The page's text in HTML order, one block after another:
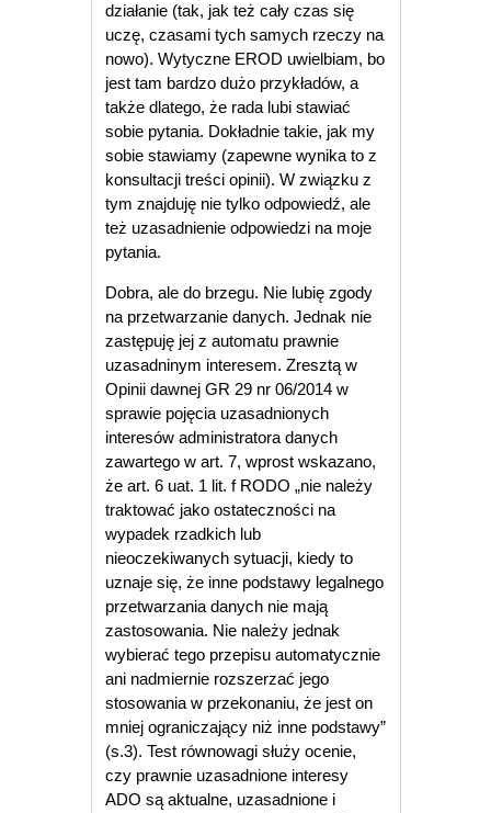
działanie (tak, jak też cały czas się
uczę, czasami tych samych rzeczy na
nowo). Wytyczne EROD uwielbiam, bo
jest tam bardzo dużo przykładów, a
także dlatego, że rada lubi stawiać
sobie pytania. Dokładnie takie, jak my
sobie stawiamy (zapewne wynika to z
konsultacji treści opinii). W związku z
tym znajduję nie tylko odpowiedź, ale
też uzasadnienie odpowiedzi na moje
pytania.
Dobra, ale do brzegu. Nie lubię zgody
na przetwarzanie danych. Jednak nie
zastępuję jej z automatu prawnie
uzasadninym interesem. Zresztą w
Opinii dawnej GR 29 nr 06/2014 w
sprawie pojęcia uzasadnionych
interesów administratora danych
zawartego w art. 7, wprost wskazano,
że art. 6 uat. 1 lit. f RODO „nie należy
traktować jako ostateczności na
wypadek rzadkich lub
nieoczekiwanych sytuacji, kiedy to
uznaje się, że inne podstawy legalnego
przetwarzania danych nie mają
zastosowania. Nie należy jednak
wybierać tego przepisu automatycznie
ani nadmiernie rozszerzać jego
stosowania w przekonaniu, że jest on
mniej ograniczający niż inne podstawy”
(s.3). Test równowagi służy ocenie,
czy prawnie uzasadnione interesy
ADO są aktualne, uzasadnione i